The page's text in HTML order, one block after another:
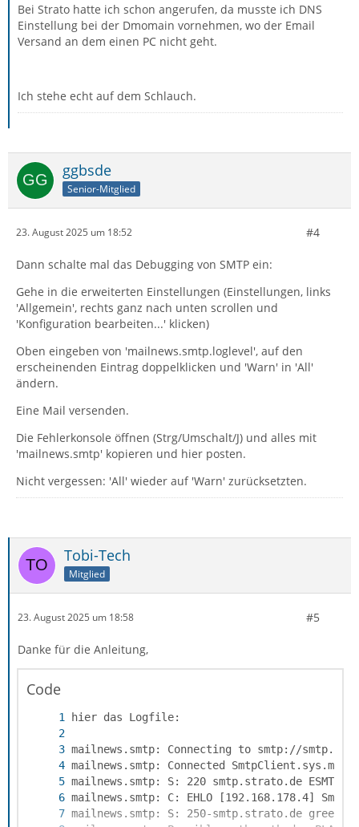
Bei Strato hatte ich schon angerufen, da musste ich DNS
Einstellung bei der Dmomain vornehmen, wo der Email
Versand an dem einen PC nicht geht.
Ich stehe echt auf dem Schlauch.
ggbsde
Senior-Mitglied
23. August 2025 um 18:52 #4
Dann schalte mal das Debugging von SMTP ein:
Gehe in die erweiterten Einstellungen (Einstellungen, links
'Allgemein', rechts ganz nach unten scrollen und
'Konfiguration bearbeiten...' klicken)
Oben eingeben von 'mailnews.smtp.loglevel', auf den
erscheinenden Eintrag doppelklicken und 'Warn' in 'All'
ändern.
Eine Mail versenden.
Die Fehlerkonsole öffnen (Strg/Umschalt/J) und alles mit
'mailnews.smtp' kopieren und hier posten.
Nicht vergessen: 'All' wieder auf 'Warn' zurücksetzten.
Tobi-Tech
Mitglied
23. August 2025 um 18:58 #5
Danke für die Anleitung,
Code